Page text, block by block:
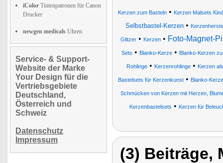
iColor Tintenpatronen für Canon
Drucker
newgen medicals Uhren
Service- & Support-
Website der Marke
Your Design für die
Vertriebsgebiete
Deutschland,
Österreich und
Schweiz
Datenschutz
Impressum
Kerzen zum Basteln • Kerzen Malsets
Selbstbastel-Kerzen•
Glitzer • Kerzen • Foto-Magnet-
Sets • Blanko-Kerze • Blanko-Kerzen
Rohlinge • Kerzenrohlinge • Kerzen
Bastelsets für Kerzenkunst • Blanko-
Schmücken von Kerzen mit Herzen,
Kerzenbastelsets • Kerzen für
(3) Beiträge,